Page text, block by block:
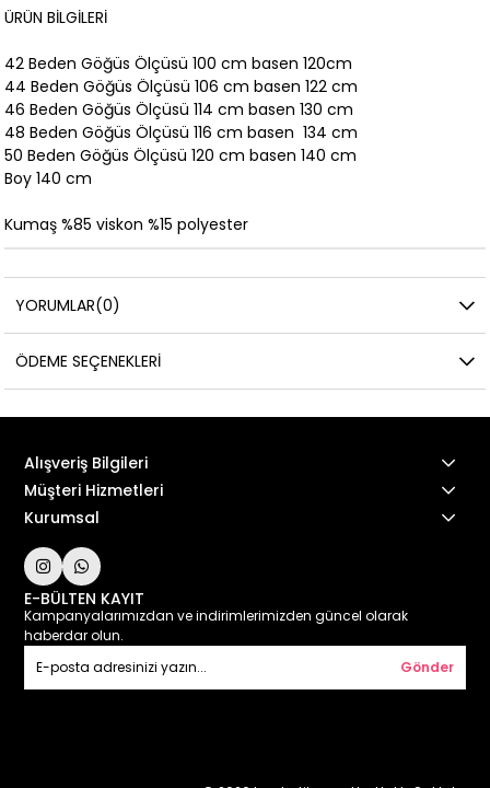
ÜRÜN BİLGİLERİ
42 Beden Göğüs Ölçüsü 100 cm basen 120cm
44 Beden Göğüs Ölçüsü 106 cm basen 122 cm
46 Beden Göğüs Ölçüsü 114 cm basen 130 cm
48 Beden Göğüs Ölçüsü 116 cm basen 134 cm
50 Beden Göğüs Ölçüsü 120 cm basen 140 cm
Boy 140 cm
Kumaş %85 viskon %15 polyester
YORUMLAR(0)
ÖDEME SEÇENEKLERI
Alışveriş Bilgileri
Müşteri Hizmetleri
Kurumsal
E-BÜLTEN KAYIT
Kampanyalarımızdan ve indirimlerimizden güncel olarak
haberdar olun.
Gönder